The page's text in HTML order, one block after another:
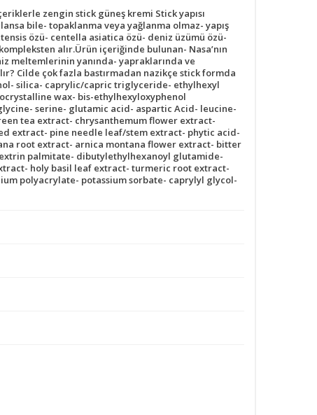
zengin stick güneş kremi Stick yapısı
bile- topaklanma veya yağlanma olmaz- yapış
özü- centella asiatica özü- deniz üzümü özü-
alır.Ürün içeriğinde bulunan- Nasa’nın
meltemlerinin yanında- yapraklarında ve
Cilde çok fazla bastırmadan nazikçe stick formda
silica- caprylic/capric triglyceride- ethylhexyl
wax- bis-ethylhexyloxyphenol
serine- glutamic acid- aspartic Acid- leucine-
tea extract- chrysanthemum flower extract-
extract- pine needle leaf/stem extract- phytic acid-
root extract- arnica montana flower extract- bitter
palmitate- dibutylethylhexanoyl glutamide-
holy basil leaf extract- turmeric root extract-
polyacrylate- potassium sorbate- caprylyl glycol-